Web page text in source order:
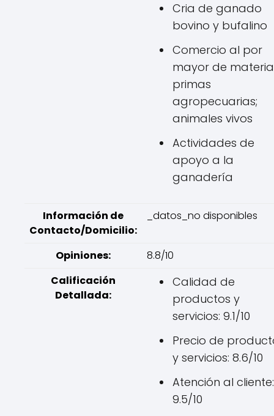
Cria de ganado
bovino y bufalino
Comercio al por
mayor de
primas
agropecuarias;
animales vivos
Actividades de
apoyo a la
ganadería
Información de
Contacto/Domicilio:
_datos_no disponibles
Opiniones:
8.8/10
Calificación
Detallada:
Calidad de
productos y
servicios: 9.1/10
Precio de
y servicios: 8.6/10
Atención al cliente:
9.5/10